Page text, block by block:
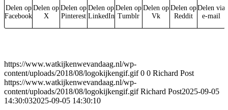
Delen op
Facebook
Delen op
X
Delen op
Pinterest
Delen op
LinkedIn
Delen op
Tumblr
Delen op
Vk
Delen op
Reddit
Delen via
e-mail
https://www.watkijkenwevandaag.nl/wp-
content/uploads/2018/08/logokijkengif.gif 0 0 Richard Post
https://www.watkijkenwevandaag.nl/wp-
content/uploads/2018/08/logokijkengif.gif Richard Post2025-09-05
14:30:032025-09-05 14:30:10